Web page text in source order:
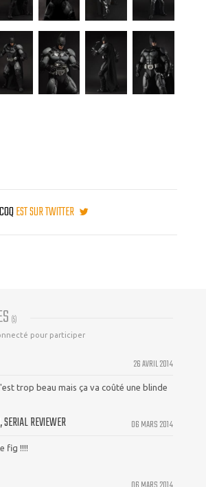
EST SUR TWITTER
(5)
pour participer
26 AVRIL 2014
trop beau mais ça va coûté une blinde
06 MARS 2014
REVIEWER
fig !!!!